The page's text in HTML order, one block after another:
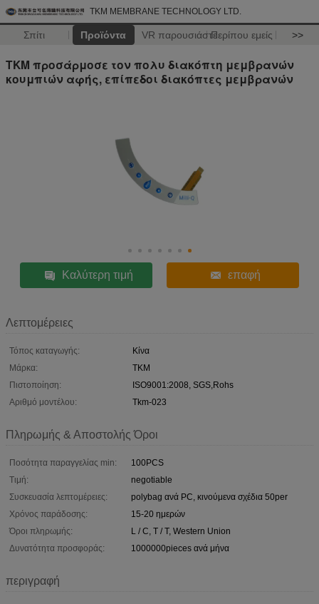
TKM MEMBRANE TECHNOLOGY LTD.
Σπίτι Προϊόντα VR παρουσιάστεΠερίπου εμείς >>
TKM προσάρμοσε τον πολυ διακόπτη μεμβρανών
κουμπιών αφής, επίπεδοι διακόπτες μεμβρανών
Καλύτερη τιμή επαφή
Λεπτομέρειες
Τόπος καταγωγής:
Κίνα
Μάρκα:
TKM
Πιστοποίηση:
ISO9001:2008, SGS,Rohs
Αριθμό μοντέλου:
Tkm-023
Πληρωμής & Αποστολής Όροι
Ποσότητα παραγγελίας min:
100PCS
Τιμή:
negotiable
Συσκευασία λεπτομέρειες:
polybag ανά PC, κινούμενα σχέδια 50per
Χρόνος παράδοσης:
15-20 ημερών
Όροι πληρωμής:
L / C, T / T, Western Union
Δυνατότητα προσφοράς:
1000000pieces ανά μήνα
περιγραφή